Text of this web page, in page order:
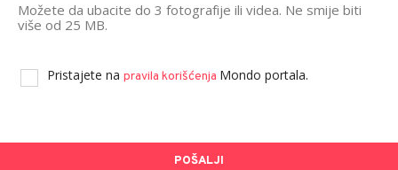
Možete da ubacite do 3 fotografije ili videa. Ne smije biti
više od 25 MB.
Pristajete na pravila korišćenja Mondo portala.
POŠALJI